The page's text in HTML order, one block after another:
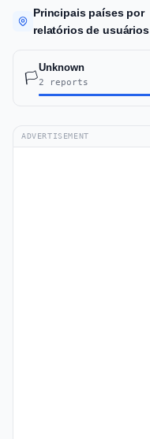
Principais países por
relatórios de usuários
🏳️
Unknown
2 reports
ADVERTISEMENT